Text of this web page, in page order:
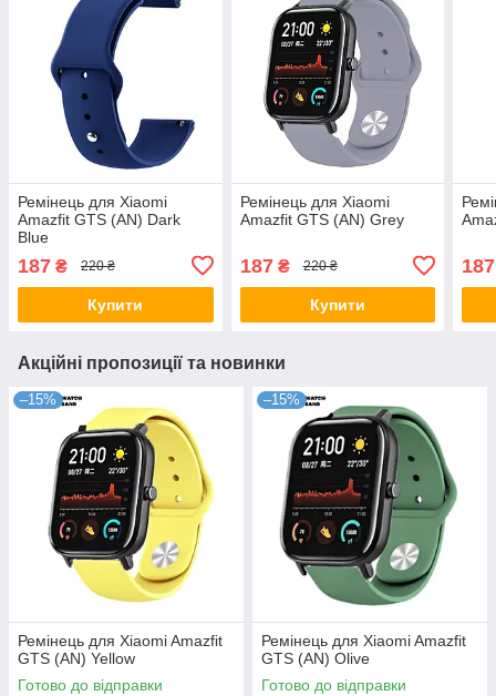
Ремінець для Xiaomi
Amazfit GTS (AN) Dark
Blue
187 ₴ 220 ₴
Купити
Ремінець для Xiaomi
Amazfit GTS (AN) Grey
187₴ 220 ₴
Купити
187
Акційні пропозиції та новинки
–15%
Ремінець для Xiaomi Amazfit
GTS (AN) Yellow
Готово до відправки
–15%
Ремінець для Xiaomi Amazfit
GTS (AN) Olive
Готово до відправки